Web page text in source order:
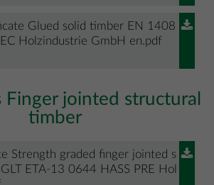
Glued solid timber EN 1408
Holzindustrie GmbH en.pdf
Finger jointed structural
timber
Strength graded finger jointed s
ETA-13 0644 HASS PRE Hol